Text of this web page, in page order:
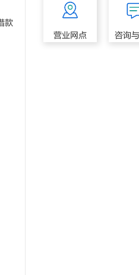
款
营业网点 咨询